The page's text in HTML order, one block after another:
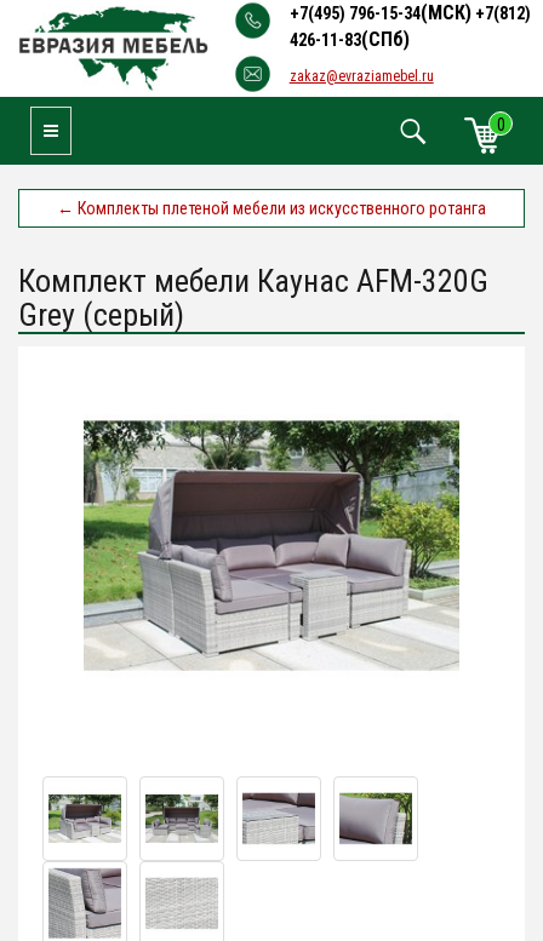
+7(495) 796-15-34(МСК) +7(812)
426-11-83(СПб)
zakaz@evraziamebel.ru
0
Toggle Navigation
← Комплекты плетеной мебели из искусственного ротанга
Комплект мебели Каунас AFM-320G
Grey (серый)